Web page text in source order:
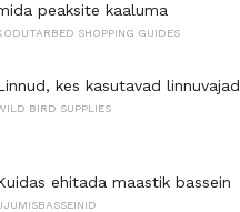
peaksite kaaluma
SHOPPING GUIDES
kes kasutavad
BIRD SUPPLIES
ehitada maastik bassein